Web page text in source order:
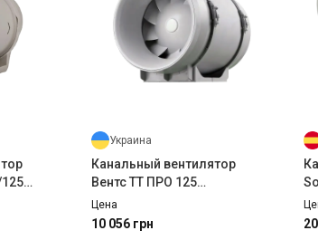
Украина
Канальный вентилятор
Вентс ТТ ПРО 125
(модификация Ун)
Цена
10 056 грн